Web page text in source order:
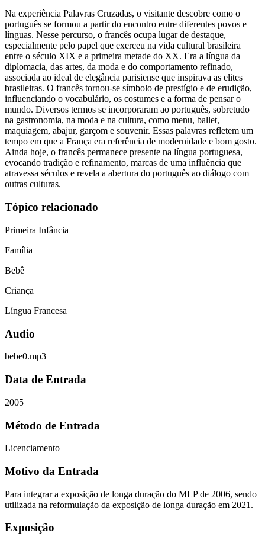
Na experiência Palavras Cruzadas, o visitante descobre como o
português se formou a partir do encontro entre diferentes povos e
línguas. Nesse percurso, o francês ocupa lugar de destaque,
especialmente pelo papel que exerceu na vida cultural brasileira
entre o século XIX e a primeira metade do XX. Era a língua da
diplomacia, das artes, da moda e do comportamento refinado,
associada ao ideal de elegância parisiense que inspirava as elites
brasileiras. O francês tornou-se símbolo de prestígio e de erudição,
influenciando o vocabulário, os costumes e a forma de pensar o
mundo. Diversos termos se incorporaram ao português, sobretudo
na gastronomia, na moda e na cultura, como menu, ballet,
maquiagem, abajur, garçom e souvenir. Essas palavras refletem um
tempo em que a França era referência de modernidade e bom gosto.
Ainda hoje, o francês permanece presente na língua portuguesa,
evocando tradição e refinamento, marcas de uma influência que
atravessa séculos e revela a abertura do português ao diálogo com
outras culturas.
Tópico relacionado
Primeira Infância
Família
Bebê
Criança
Língua Francesa
Audio
bebe0.mp3
Data de Entrada
2005
Método de Entrada
Licenciamento
Motivo da Entrada
Para integrar a exposição de longa duração do MLP de 2006, sendo
utilizada na reformulação da exposição de longa duração em 2021.
Exposição